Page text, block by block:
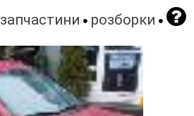
запчастини розборки